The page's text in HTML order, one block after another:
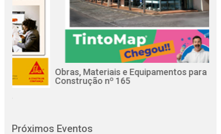
Obras, Materiais e Equipamentos para a
Construção nº 165
Próximos Eventos